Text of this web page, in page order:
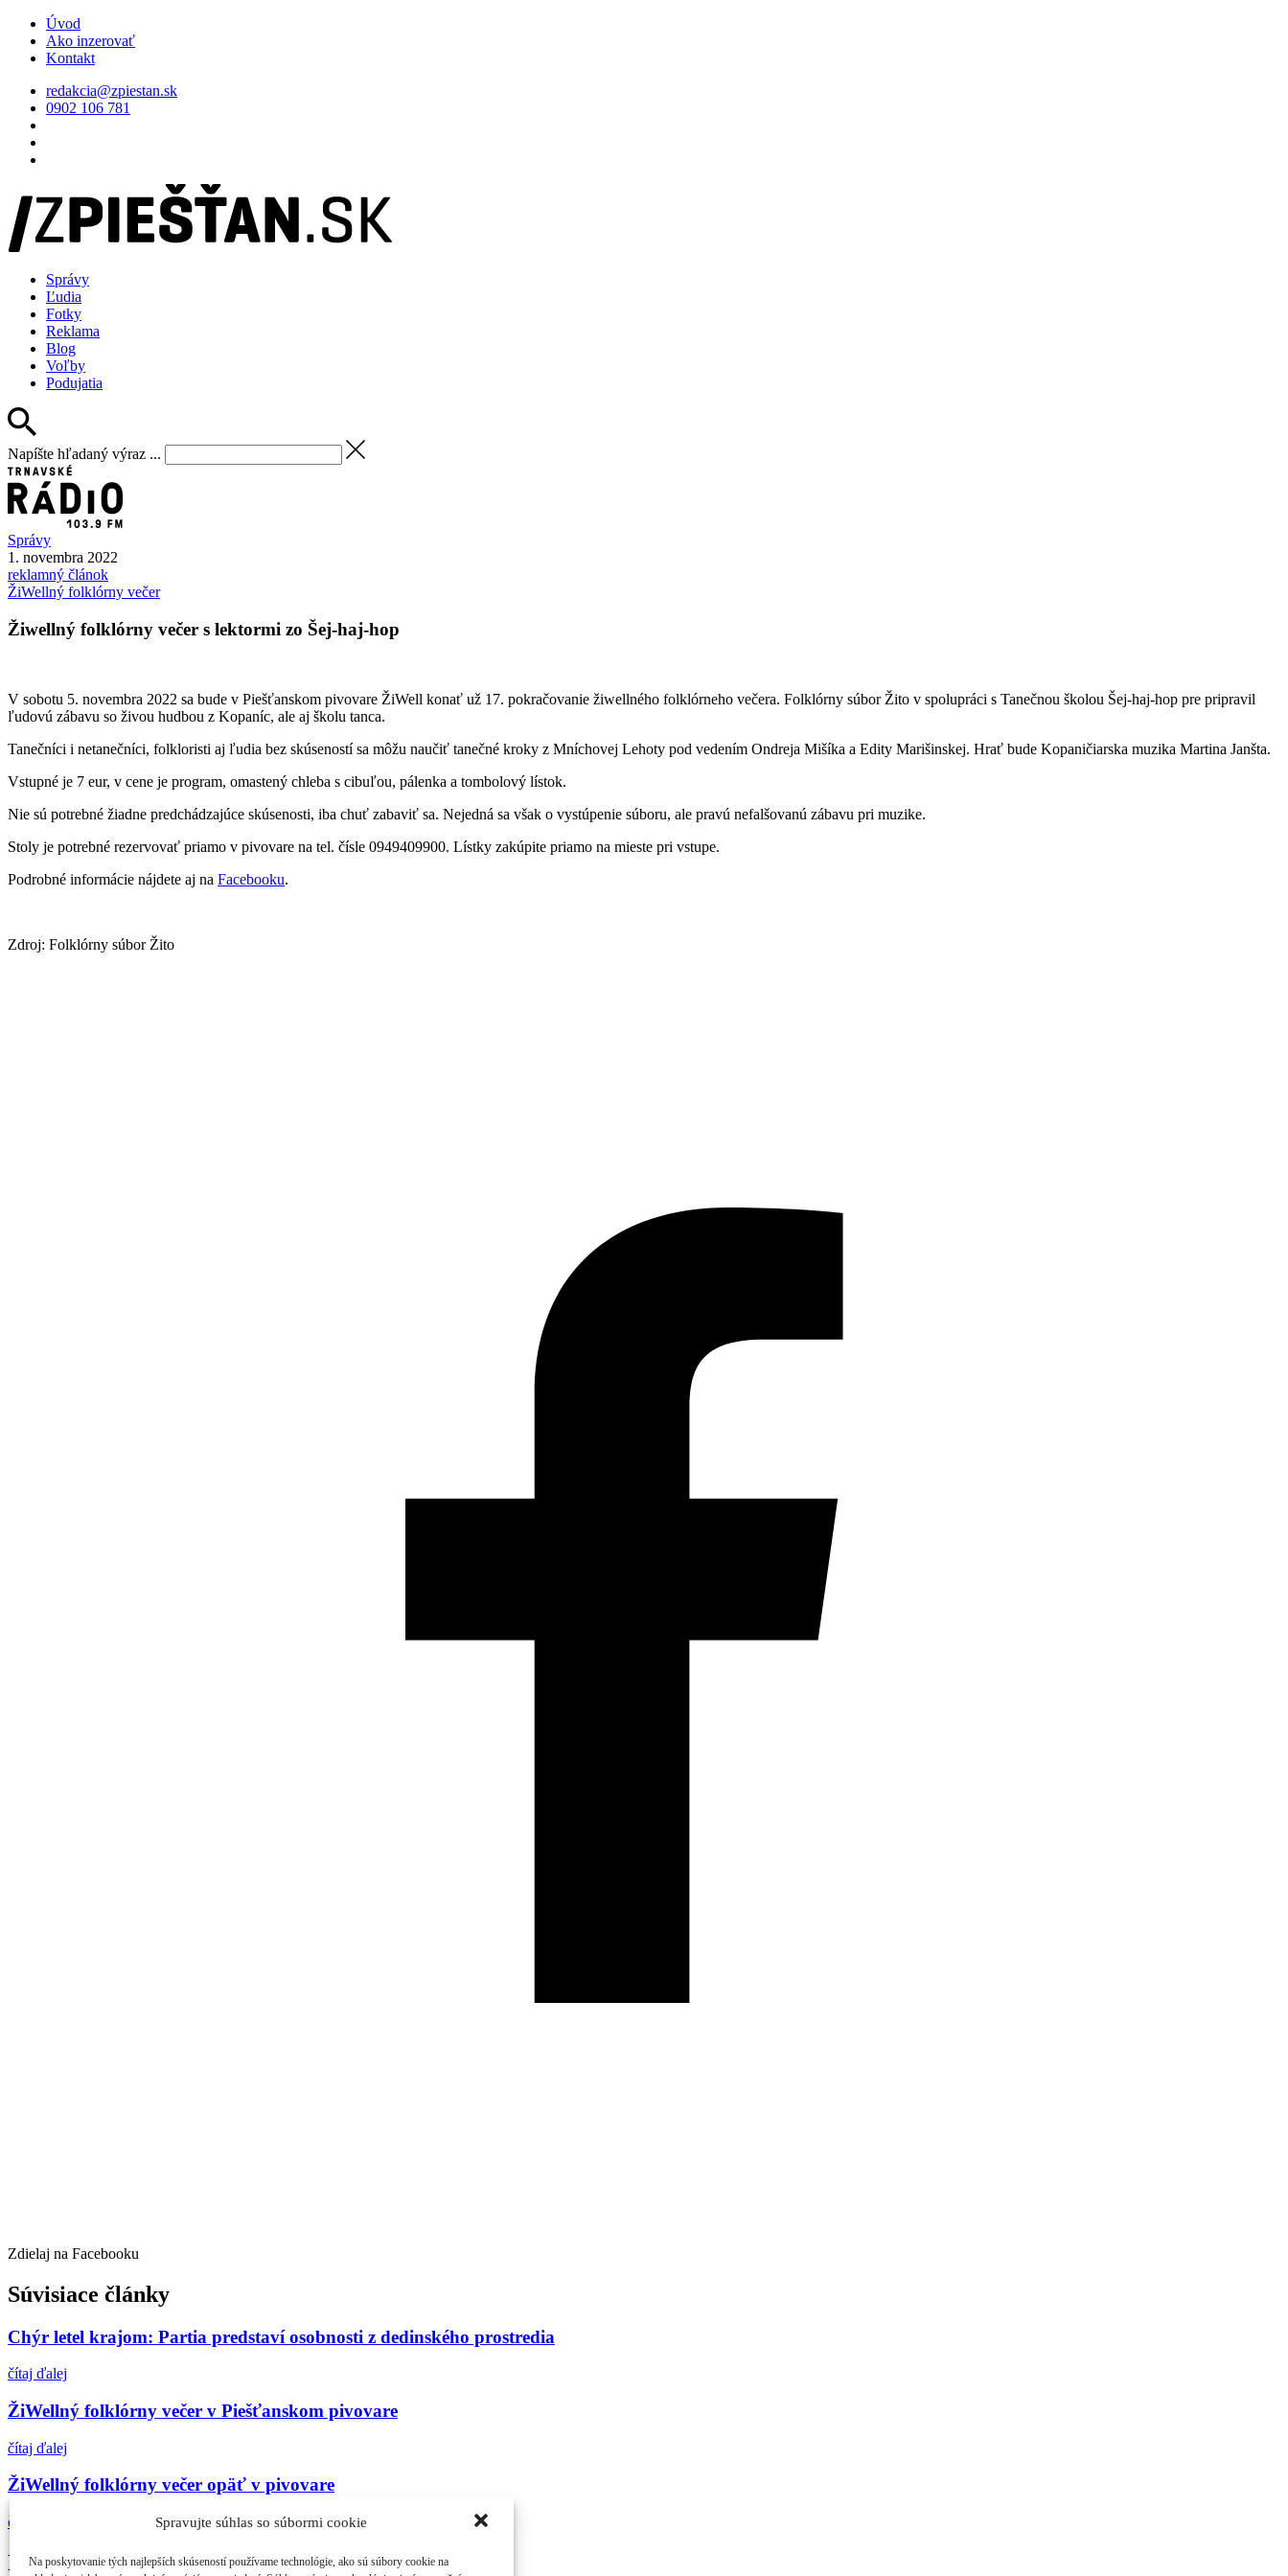
Spravujte súhlas so súbormi cookie
Na poskytovanie tých najlepších skúseností používame technológie, ako sú súbory cookie na
Úvod
Ako inzerovať
Kontakt
redakcia@zpiestan.sk
0902 106 781
Správy
Ľudia
Fotky
Reklama
Blog
Voľby
Podujatia
Napíšte hľadaný výraz ...
Správy
1. novembra 2022
reklamný článok
ŽiWellný folklórny večer
Žiwellný folklórny večer s lektormi zo Šej-haj-hop
V sobotu 5. novembra 2022 sa bude v Piešťanskom pivovare ŽiWell konať už 17. pokračovanie žiwellného folklórneho večera. Folklórny súbor Žito v spolupráci s Tanečnou školou Šej-haj-hop pre pripravil
ľudovú zábavu so živou hudbou z Kopaníc, ale aj školu tanca.
Tanečníci i netanečníci, folkloristi aj ľudia bez skúseností sa môžu naučiť tanečné kroky z Mníchovej Lehoty pod vedením Ondreja Mišíka a Edity Marišinskej. Hrať bude Kopaničiarska muzika Martina Janšta.
Vstupné je 7 eur, v cene je program, omastený chleba s cibuľou, pálenka a tombolový lístok.
Nie sú potrebné žiadne predchádzajúce skúsenosti, iba chuť zabaviť sa. Nejedná sa však o vystúpenie súboru, ale pravú nefalšovanú zábavu pri muzike.
Stoly je potrebné rezervovať priamo v pivovare na tel. čísle 0949409900. Lístky zakúpite priamo na mieste pri vstupe.
Podrobné informácie nájdete aj na Facebooku.
Zdroj: Folklórny súbor Žito
Zdielaj na Facebooku
Súvisiace články
Chýr letel krajom: Partia predstaví osobnosti z dedinského prostredia
čítaj ďalej
ŽiWellný folklórny večer v Piešťanskom pivovare
čítaj ďalej
ŽiWellný folklórny večer opäť v pivovare
čítaj ďalej
Najčítanejšie